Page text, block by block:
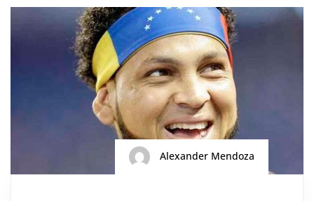
Alexander Mendoza